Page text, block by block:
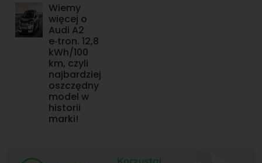
Wiemy
więcej o
Audi A2
e‑tron. 12,8
kWh/100
km, czyli
najbardziej
oszczędny
model w
historii
marki!